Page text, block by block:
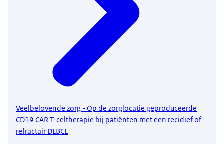
Veelbelovende zorg - Op de zorglocatie geproduceerde
CD19 CAR T-celtherapie bij patiënten met een recidief of
refractair DLBCL